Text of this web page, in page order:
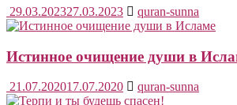
29.03.202327.03.2023 quran-sunna
Истинное очищение души в
21.07.202017.07.2020 quran-sunna